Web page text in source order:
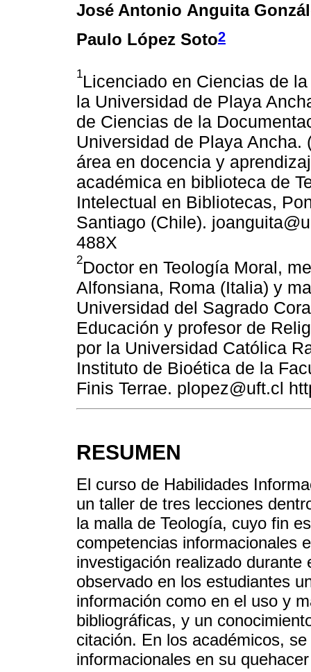
José Antonio Anguita
Paulo López Soto2
1Licenciado en Ciencias de
la Universidad de Playa
de Ciencias de la
Universidad de Playa
área en docencia y
académica en biblioteca de
Intelectual en Bibliotecas,
Santiago (Chile).
488X
2Doctor en Teología Moral,
Alfonsiana, Roma (Italia) y
Universidad del Sagrado
Educación y profesor de
por la Universidad Católica
Instituto de Bioética de la
Finis Terrae. plopez@uft.cl
RESUMEN
El curso de Habilidades
un taller de tres lecciones
la malla de Teología, cuyo fin
competencias informacionales
investigación realizado
observado en los estudiantes
información como en el uso y
bibliográficas, y un
citación. En los académicos,
informacionales en su